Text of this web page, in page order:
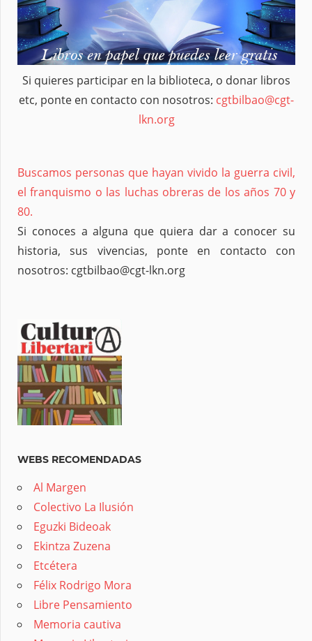
Si quieres participar en la biblioteca, o donar libros
etc, ponte en contacto con nosotros: cgtbilbao@cgt-
lkn.org
Buscamos personas que hayan vivido la guerra civil,
el franquismo o las luchas obreras de los años 70 y
80.
Si conoces a alguna que quiera dar a conocer su
historia, sus vivencias, ponte en contacto con
nosotros: cgtbilbao@cgt-lkn.org
WEBS RECOMENDADAS
Al Margen
Colectivo La Ilusión
Eguzki Bideoak
Ekintza Zuzena
Etcétera
Félix Rodrigo Mora
Libre Pensamiento
Memoria cautiva